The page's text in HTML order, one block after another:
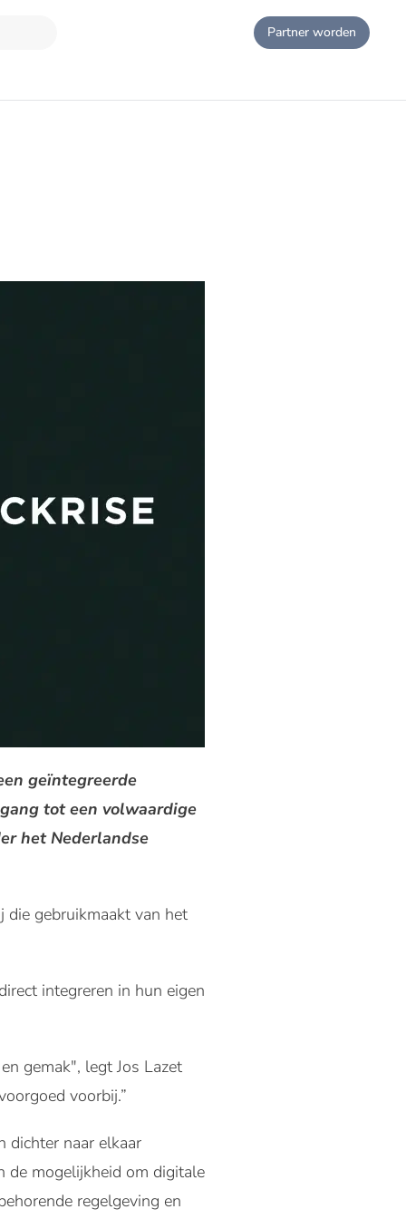
Partner worden
geïntegreerde
tot een volwaardige
het Nederlandse
die gebruikmaakt van het
integreren in hun eigen
gemak", legt Jos Lazet
voorbij.”
dichter naar elkaar
de mogelijkheid om digitale
regelgeving en